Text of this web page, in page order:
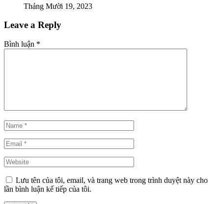
Tháng Mười 19, 2023
Leave a Reply
Bình luận *
Lưu tên của tôi, email, và trang web trong trình duyệt này cho
lần bình luận kế tiếp của tôi.